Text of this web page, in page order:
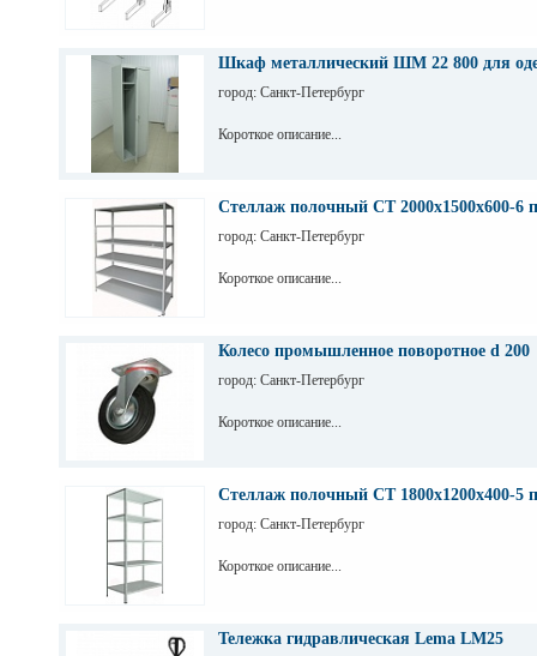
Шкаф металлический ШМ 22 800 для
город: Санкт-Петербург
Короткое описание...
Стеллаж полочный СТ 2000х1500х600-6
город: Санкт-Петербург
Короткое описание...
Колесо промышленное поворотное d 200
город: Санкт-Петербург
Короткое описание...
Стеллаж полочный СТ 1800х1200х400-5
город: Санкт-Петербург
Короткое описание...
Тележка гидравлическая Lema LM25